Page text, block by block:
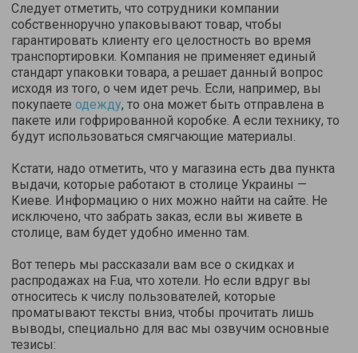
Следует отметить, что сотрудники компании
собственноручно упаковывают товар, чтобы
гарантировать клиенту его целостность во время
транспортировки. Компания не применяет единый
стандарт упаковки товара, а решает данный вопрос
исходя из того, о чем идет речь. Если, например, вы
покупаете одежду, то она может быть отправлена в
пакете или гофрированной коробке. А если технику, то
будут использоваться смягчающие материалы.
Кстати, надо отметить, что у магазина есть два пункта
выдачи, которые работают в столице Украины —
Киеве. Информацию о них можно найти на сайте. Не
исключено, что забрать заказ, если вы живете в
столице, вам будет удобно именно там.
Вот теперь мы рассказали вам все о скидках и
распродажах на F.ua, что хотели. Но если вдруг вы
относитесь к числу пользователей, которые
проматывают тексты вниз, чтобы прочитать лишь
выводы, специально для вас мы озвучим основные
тезисы: